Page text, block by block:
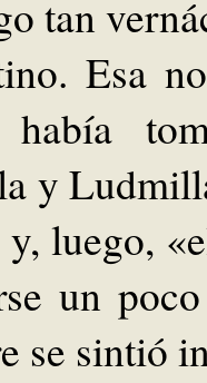
tan
Esa
había
y
y, luego,
un
se sintió